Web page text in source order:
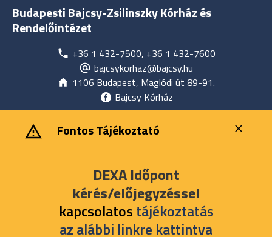
Budapesti Bajcsy-Zsilinszky Kórház és
Rendelőintézet
+36 1 432-7500, +36 1 432-7600
bajcsykorhaz@bajcsy.hu
1106 Budapest, Maglódi út 89-91.
Bajcsy Kórház
‎ ‎Fontos Tájékoztató
DEXA Időpont
kérés/előjegyzéssel
kapcsolatostájékoztatás
az alábbi linkre kattintva